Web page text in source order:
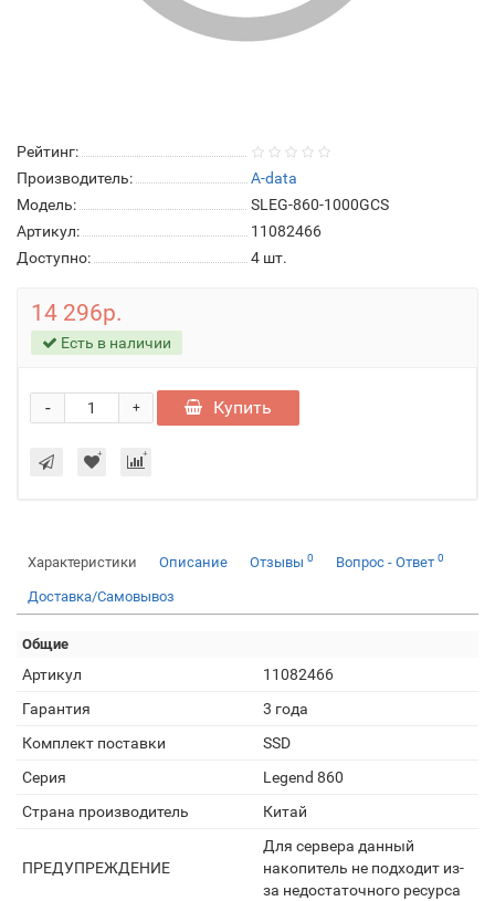
Рейтинг:
Производитель:
A-data
Модель:
SLEG-860-1000GCS
Артикул:
11082466
Доступно:
4 шт.
14 296р.
Есть в наличии
+
- Купить
Характеристики Описание Отзывы 0 Вопрос - Ответ 0
Доставка/Самовывоз
Общие
Артикул
11082466
Гарантия
3 года
Комплект поставки
SSD
Серия
Legend 860
Страна производитель
Китай
ПРЕДУПРЕЖДЕНИЕ
Для сервера данный
накопитель не подходит из-
за недостаточного ресурса